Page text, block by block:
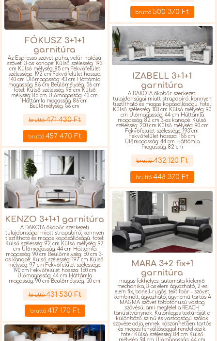
bruttó 500 370 Ft
FÓKUSZ 3+1+1
garnitúra
Az Espresso szövet puha, velúr hatású
szövet. 3-as kanapé: Külső szélesség: 193
cm Külső mélység: 85 cm Fekvőfelület
szélessége: 192 cm Fekvőfelület hossza:
140 cm Ülőmagasság: 43 cm Háttámla
magasság: 86 cm Beülőmélység: 56 cm
fotel: Külső szélesség: 98 cm Külső
mélység: 85 cm Ülőmagasság: 43 cm
Háttámla magasság: 86 cm
Beülőmélység: 56 cm
Részletek
bruttó471 430 Ft
bruttó457 470 Ft
IZABELL 3+1+1
garnitúra
A DAKOTA ökobőr szerkezeti
tulajdonságai miatt strapabíró, könnyen
tisztítható és magas kopásállóságú. fotel:
Külső szélesség: 103 cm Külső mélység: 90
cm Ülőmagasság: 44 cm Háttámla
magasság: 82 cm 3-as kanapé: Külső
szélesség: 200 cm Külső mélység: 90 cm
Fekvőfelület szélessége: 193 cm
Fekvőfelület hossza: 155 cm
Ülőmagasság: 44 cm Háttámla
magasság: 82 cm
Részletek
bruttó432 120 Ft
bruttó 448 370 Ft
KENZO 3+1+1 garnitúra
A DAKOTA ökobőr szerkezeti
tulajdonságai miatt strapabíró, könnyen
tisztítható és magas kopásállóságú. fotel:
Külső szélesség: 92 cm Külső mélység: 97
cm Ülőmagasság: 44 cm Háttámla
magasság: 90 cm Beülőmélység: 50 cm 3-
as kanapé: Külső szélesség: 197 cm Külső
mélység: 97 cm Fekvőfelület szélessége:
190 cm Fekvőfelület hossza: 150 cm
Ülőmagasság: 44 cm Háttámla
magasság: 90 cm Beülőmélység: 50 cm
Részletek
bruttó431 530 Ft
bruttó 417 170 Ft
MARA 3+2 fix+1
garnitúra
magas fekhelyes, automata kielemő
mechanika, 3-as elem ágyazható, 2-es
elem fix, bonell-rugós, textilbőr - szövet
kombinált, ágyazható, ágynemű tartós A
MAGMA szövet többtónusú vastag
szövésű, ami megfelel a REACH
tanúsítványnak. Különleges textúráját a
különböző színű és vastagságú szálak
szövése adja, ennek köszönhetően tartós
és magas fényállósággal rendelkezik.
fotel: Külső szélesség: 84 cm Külső
mélység: 94 cm Ülőmagasság: 44 cm